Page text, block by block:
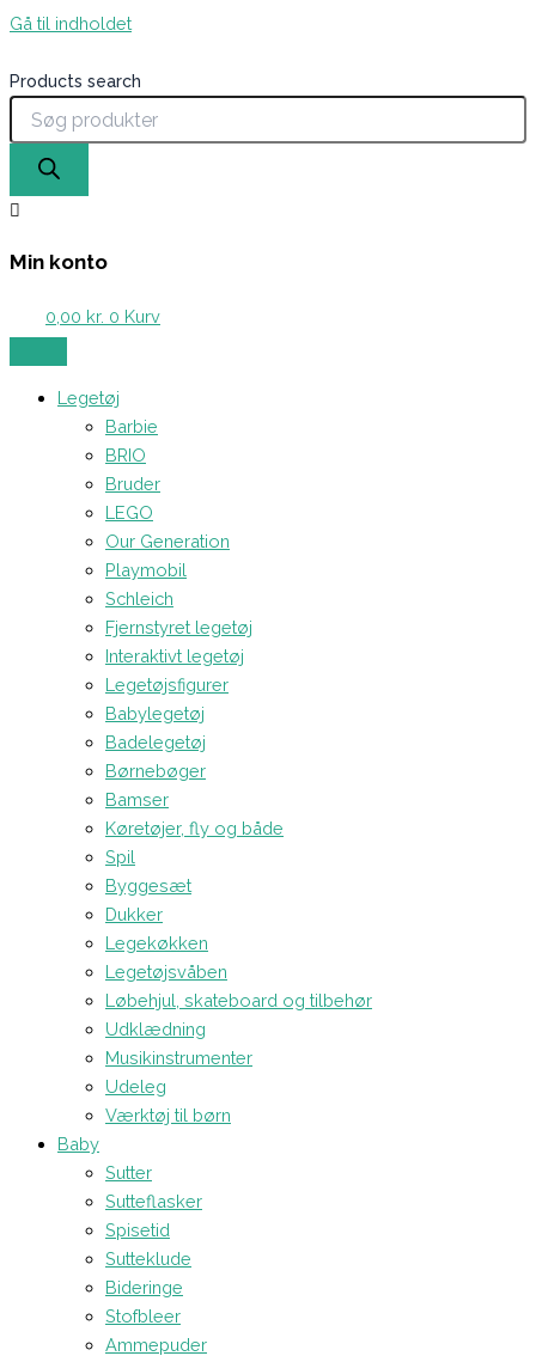
Gå til indholdet
Products search
Min konto
0,00 kr. 0 Kurv
Legetøj
Barbie
BRIO
Bruder
LEGO
Our Generation
Playmobil
Schleich
Fjernstyret legetøj
Interaktivt legetøj
Legetøjsfigurer
Babylegetøj
Badelegetøj
Børnebøger
Bamser
Køretøjer, fly og både
Spil
Byggesæt
Dukker
Legekøkken
Legetøjsvåben
Løbehjul, skateboard og tilbehør
Udklædning
Musikinstrumenter
Udeleg
Værktøj til børn
Baby
Sutter
Sutteflasker
Spisetid
Sutteklude
Bideringe
Stofbleer
Ammepuder